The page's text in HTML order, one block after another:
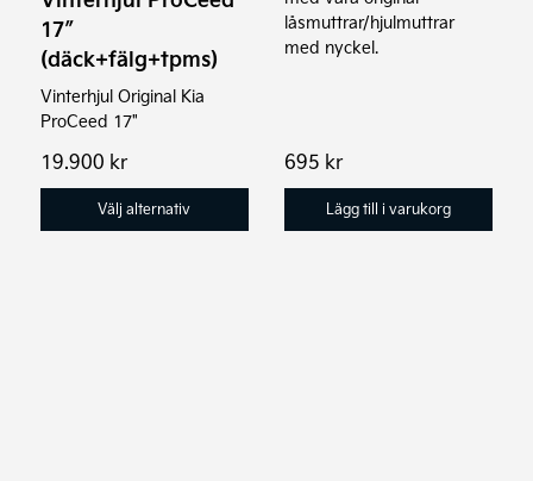
17″
(däck+fälg+tpms)
Vinterhjul Original Kia
ProCeed 17"
19.900 kr
Välj alternativ
på
produktsidan
låsmuttrar/hjulmuttrar
med nyckel.
695 kr
Lägg till i varukorg